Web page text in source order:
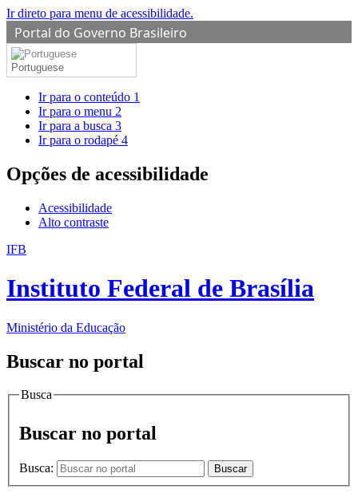
Ir direto para menu de acessibilidade.
Portal do Governo Brasileiro
Portuguese
Ir para o conteúdo 1
Ir para o menu 2
Ir para a busca 3
Ir para o rodapé 4
Opções de acessibilidade
Acessibilidade
Alto contraste
IFB
Instituto Federal de Brasília
Ministério da Educação
Buscar no portal
Busca
Buscar no portal
Busca: Buscar